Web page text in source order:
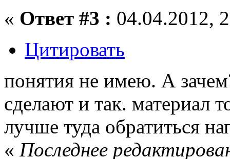
« Ответ #3 : 04.04.2012,
Цитировать
понятия не имею. А
сделают и так. материал
лучше туда обратиться
« Последнее